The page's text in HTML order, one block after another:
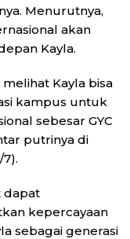
Menurutnya,
akan
Kayla.
Kayla bisa
kampus untuk
sebesar GYC
putrinya di
dapat
kepercayaan
sebagai generasi